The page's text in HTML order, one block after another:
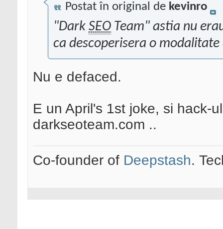
Postat în original de kevinro
"Dark SEO Team" astia nu
ca descoperisera o
Nu e defaced.
E un April's 1st joke, si hack-
darkseoteam.com ..
Co-founder of Deepstash.